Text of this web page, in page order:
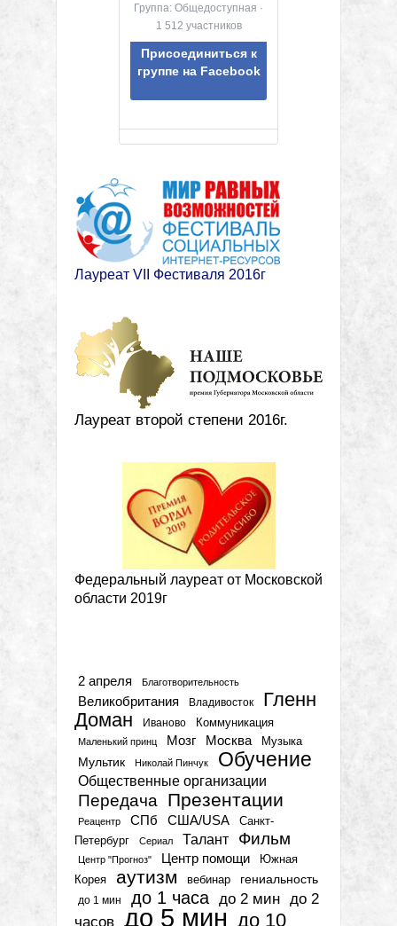
Группа: Общедоступная ·
1 512 участников
Присоединиться к
группе на Facebook
Лауреат VII Фестиваля 2016г
Лауреат второй степени 2016г.
Федеральный лауреат от Московской
области 2019г
2 апреля Благотворительность
Великобритания Владивосток
Гленн
Доман
Иваново Коммуникация
Маленький принц Мозг Москва Музыка
Мультик Николай Пинчук Обучение
Общественные организации
Передача Презентации
Реацентр СПб США/USA
Санкт-
Петербург
Сериал Талант Фильм
Центр "Прогноз" Центр помощи
Южная
Корея
аутизм вебинар гениальность
до 1 мин до 1 часа до 2 мин до 2
часов до 5 мин до 10